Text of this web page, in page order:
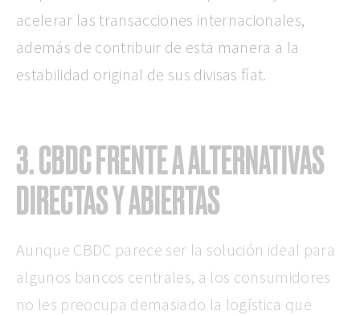
acelerar las transacciones internacionales,
además de contribuir de esta manera a la
estabilidad original de sus divisas fíat.
3. CBDC FRENTE A ALTERNATIVAS
DIRECTAS Y ABIERTAS
Aunque CBDC parece ser la solución ideal para
algunos bancos centrales, a los consumidores
no les preocupa demasiado la logística que